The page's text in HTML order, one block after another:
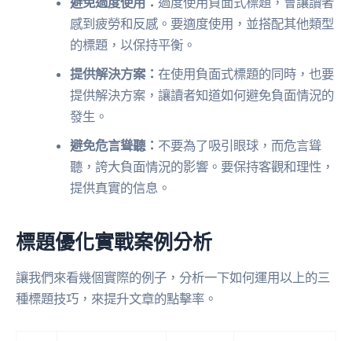
感到疲勞和反感。要適度使用，並搭配其他類型
的標題，以保持平衡。
提供解決方案：在使用負面式標題的同時，也要
提供解決方案，讓讀者知道如何避免負面情況的
發生。
避免危言聳聽： 不要為了吸引眼球，而危言聳
聽，誇大負面情況的影響。要保持客觀和理性，
提供真實的信息。
標題優化實戰案例分析
讓我們來看幾個實際的例子，分析一下如何運用以上的三
種標題技巧，來提升文章的點擊率。